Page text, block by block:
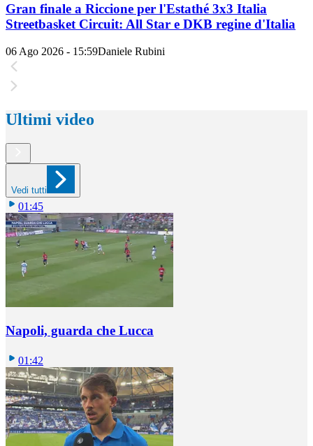
Gran finale a Riccione per l'Estathé 3x3 Italia
Streetbasket Circuit: All Star e DKB regine d'Italia
06 Ago 2026 - 15:59Daniele Rubini
Ultimi video
Vedi tutti
01:45
Napoli, guarda che Lucca
01:42